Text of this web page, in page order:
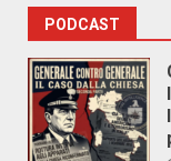
PODCAST